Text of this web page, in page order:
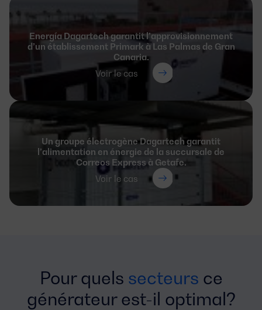
Energía Dagartech garantit l’approvisionnement
d’un établissement Primark à Las Palmas de Gran
Canaria.
Voir le cas
Un groupe électrogène Dagartech garantit
l’alimentation en énergie de la succursale de
Correos Express à Getafe.
Voir le cas
Pour quels secteurs ce
générateur est-il optimal?